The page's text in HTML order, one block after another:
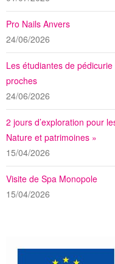
Pro Nails Anvers
24/06/2026
Les étudiantes de
proches
24/06/2026
2 jours d’exploration pour
Nature et patrimoines »
15/04/2026
Visite de Spa Monopole
15/04/2026